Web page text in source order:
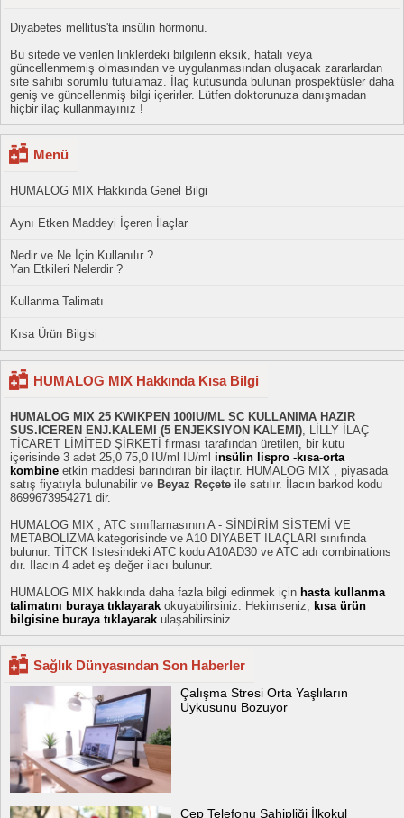
Diyabetes mellitus'ta insülin hormonu.
Bu sitede ve verilen linklerdeki bilgilerin eksik, hatalı veya
güncellenmemiş olmasından ve uygulanmasından oluşacak zararlardan
site sahibi sorumlu tutulamaz. İlaç kutusunda bulunan prospektüsler daha
geniş ve güncellenmiş bilgi içerirler. Lütfen doktorunuza danışmadan
hiçbir ilaç kullanmayınız !
Menü
HUMALOG MIX Hakkında Genel Bilgi
Aynı Etken Maddeyi İçeren İlaçlar
Nedir ve Ne İçin Kullanılır ?
Yan Etkileri Nelerdir ?
Kullanma Talimatı
Kısa Ürün Bilgisi
HUMALOG MIX Hakkında Kısa Bilgi
HUMALOG MIX 25 KWIKPEN 100IU/ML SC KULLANIMA HAZIR
SUS.ICEREN ENJ.KALEMI (5 ENJEKSIYON KALEMI), LİLLY İLAÇ
TİCARET LİMİTED ŞİRKETİ firması tarafından üretilen, bir kutu
içerisinde 3 adet 25,0 75,0 IU/ml IU/ml insülin lispro -kısa-orta
kombine etkin maddesi barındıran bir ilaçtır. HUMALOG MIX , piyasada
satış fiyatıyla bulunabilir ve Beyaz Reçete ile satılır. İlacın barkod kodu
8699673954271 dir.
HUMALOG MIX , ATC sınıflamasının A - SİNDİRİM SİSTEMİ VE
METABOLİZMA kategorisinde ve A10 DİYABET İLAÇLARI sınıfında
bulunur. TİTCK listesindeki ATC kodu A10AD30 ve ATC adı combinations
dır. İlacın 4 adet eş değer ilacı bulunur.
HUMALOG MIX hakkında daha fazla bilgi edinmek için hasta kullanma
talimatını buraya tıklayarak okuyabilirsiniz. Hekimseniz, kısa ürün
bilgisine buraya tıklayarak ulaşabilirsiniz.
Sağlık Dünyasından Son Haberler
Çalışma Stresi Orta Yaşlıların
Uykusunu Bozuyor
Cep Telefonu Sahipliği İlkokul